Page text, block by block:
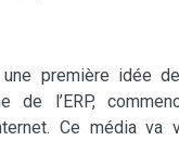
première idée
de l’ERP,
Ce média va